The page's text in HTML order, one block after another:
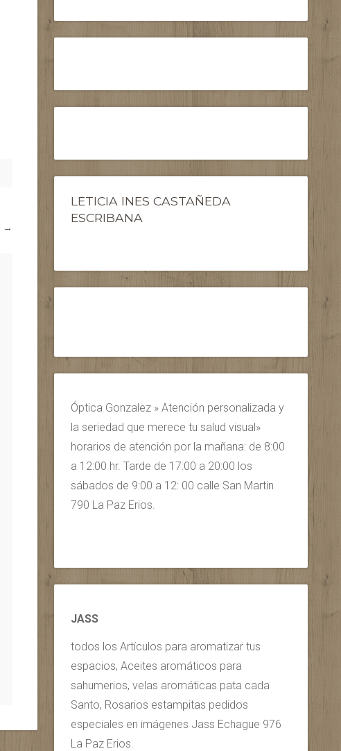
→
LETICIA INES CASTAÑEDA
ESCRIBANA
Óptica Gonzalez » Atención personalizada y
la seriedad que merece tu salud visual»
horarios de atención por la mañana: de 8:00
a 12:00 hr. Tarde de 17:00 a 20:00 los
sábados de 9:00 a 12: 00 calle San Martin
790 La Paz Erios.
JASS
todos los Artículos para aromatizar tus
espacios, Aceites aromáticos para
sahumerios, velas aromáticas pata cada
Santo, Rosarios estampitas pedidos
especiales en imágenes Jass Echague 976
La Paz Erios.